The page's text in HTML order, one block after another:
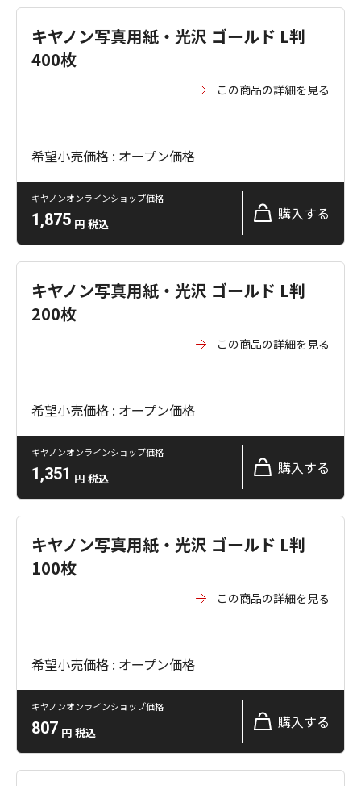
キヤノン写真用紙・光沢 ゴールド L判
400枚
この商品の詳細を見る
希望小売価格 : オープン価格
キヤノンオンラインショップ価格
1,875 円 税込
購入する
キヤノン写真用紙・光沢 ゴールド L判
200枚
この商品の詳細を見る
希望小売価格 : オープン価格
キヤノンオンラインショップ価格
1,351 円 税込
購入する
キヤノン写真用紙・光沢 ゴールド L判
100枚
この商品の詳細を見る
希望小売価格 : オープン価格
キヤノンオンラインショップ価格
807 円 税込
購入する